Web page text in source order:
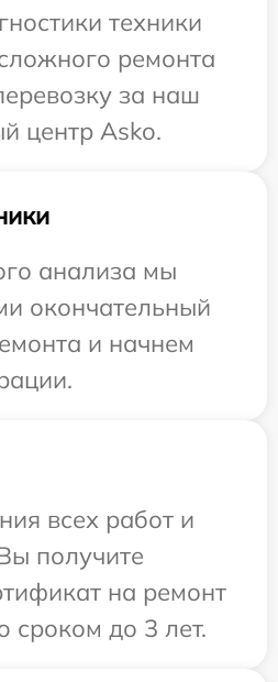
техники
ремонта
за наш
центр Asko.
анализа мы
окончательный
и начнем
всех работ и
получите
на ремонт
сроком до 3 лет.